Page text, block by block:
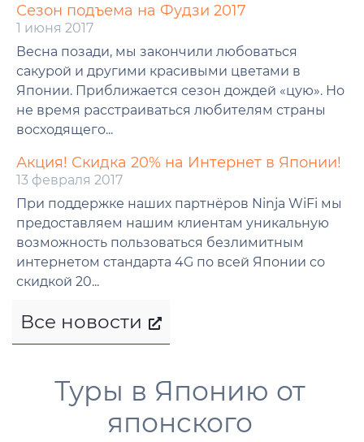
Сезон подъема на Фудзи 2017
1 июня 2017
Весна позади, мы закончили любоваться
сакурой и другими красивыми цветами в
Японии. Приближается сезон дождей «цую». Но
не время расстраиваться любителям страны
восходящего...
Акция! Скидка 20% на Интернет в Японии!
13 февраля 2017
При поддержке наших партнёров Ninja WiFi мы
предоставляем нашим клиентам уникальную
возможность пользоваться безлимитным
интернетом стандарта 4G по всей Японии со
скидкой 20...
Все новости
Туры в Японию от
японского